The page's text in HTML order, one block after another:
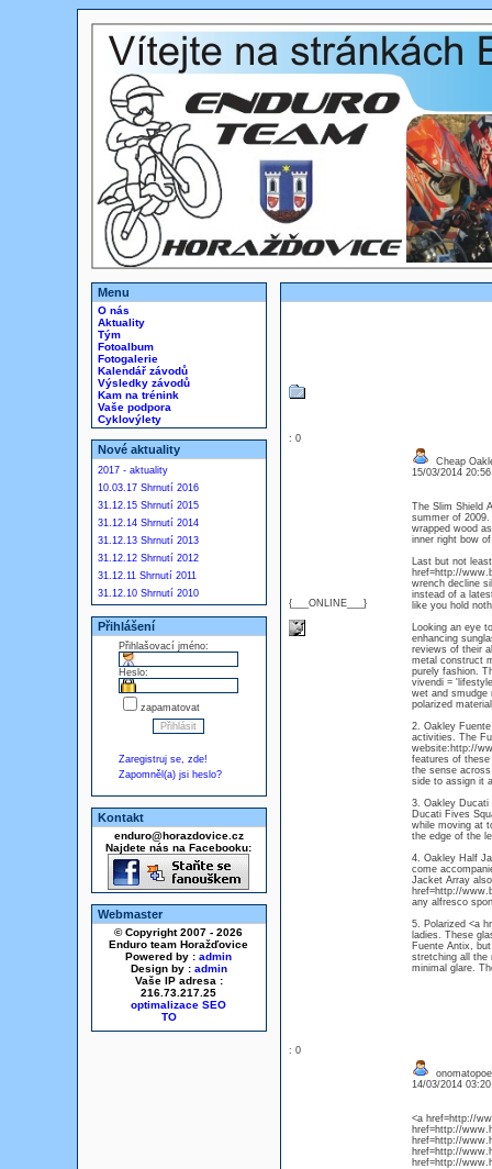
Menu
O nás
Aktuality
Tým
Fotoalbum
Fotogalerie
Kalendář závodů
Výsledky závodů
Kam na trénink
Vaše podpora
Cyklovýlety
Nové aktuality
2017 - aktuality
10.03.17 Shrnutí 2016
31.12.15 Shrnutí 2015
31.12.14 Shrnutí 2014
31.12.13 Shrnutí 2013
31.12.12 Shrnutí 2012
31.12.11 Shrnutí 2011
31.12.10 Shrnutí 2010
Přihlášení
Přihlašovací jméno:
Heslo:
zapamatovat
Zaregistruj se, zde!
Zapomněl(a) jsi heslo?
Kontakt
enduro@horazdovice.cz
Najdete nás na Facebooku:
Webmaster
© Copyright 2007 - 2026
Enduro team Horažďovice
Powered by : admin
Design by : admin
Vaše IP adresa :
216.73.217.25
optimalizace SEO
: 0
{___ONLINE___}
Cheap
15/03/2014
The Slim Shield
summer of
wrapped wood
inner right bow
Last but not
href=http://
wrench decline
instead of a
like you hold
Looking an eye
enhancing
reviews of their
metal construct
purely fashion.
vivendi =
wet and smudge
polarized
2. Oakley
activities. The
website:http://
features of
the sense
side to assign it
3. Oakley Ducati
Ducati Fives
while moving at
the edge of the
4. Oakley Half
come
Jacket Array
href=http://
any alfresco
5. Polarized <a
ladies. These
Fuente Antix,
stretching all the
minimal glare.
: 0
14/03/2014
<a href=http://
href=http://
href=http://
href=http://
href=http://